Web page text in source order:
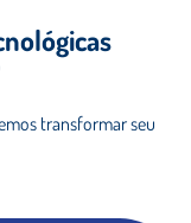
transformar seu